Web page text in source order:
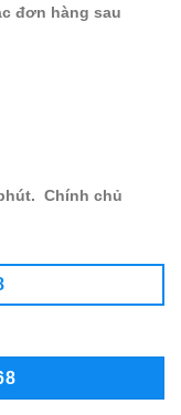
đơn hàng sau
Chính chủ